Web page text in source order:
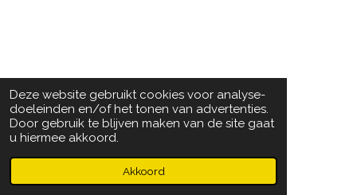
Deze website gebruikt cookies voor analyse-
doeleinden en/of het tonen van advertenties.
Door gebruik te blijven maken van de site gaat
u hiermee akkoord.
Akkoord
© 2023 - 2026 CV De Lombokkers
Powered by